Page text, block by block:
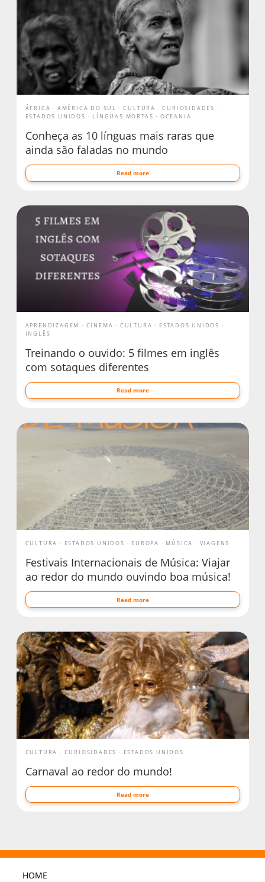
ÁFRICA AMÉRICA DO SUL CULTURA
CURIOSIDADES
ESTADOS UNIDOS
LÍNGUAS MORTAS OCEANIA
Conheça as 10 línguas mais raras que
ainda são faladas no mundo
Read more
APRENDIZAGEM CINEMA CULTURA
ESTADOS UNIDOS
INGLÊS
Treinando o ouvido: 5 filmes em inglês
com sotaques diferentes
Read more
CULTURA ESTADOS UNIDOS EUROPA MÚSICA VIAGENS
Festivais Internacionais de Música: Viajar
ao redor do mundo ouvindo boa música!
Read more
CULTURA CURIOSIDADES ESTADOS UNIDOS
Carnaval ao redor do mundo!
Read more
HOME